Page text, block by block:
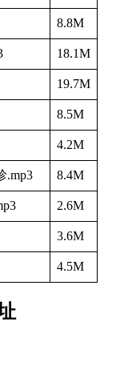
8.8M
18.1M
19.7M
8.5M
4.2M
.mp3 8.4M
2.6M
3.6M
4.5M